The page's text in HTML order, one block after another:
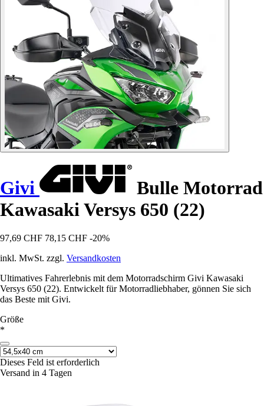
Givi
Bulle Motorrad
Kawasaki Versys 650 (22)
97,69 CHF 78,15 CHF -20%
inkl. MwSt. zzgl. Versandkosten
Ultimatives Fahrerlebnis mit dem Motorradschirm Givi Kawasaki
Versys 650 (22). Entwickelt für Motorradliebhaber, gönnen Sie sich
das Beste mit Givi.
Größe
*
Dieses Feld ist erforderlich
Versand in 4 Tagen